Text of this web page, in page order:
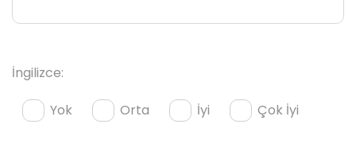
İngilizce:
Yok Orta İyi Çok İyi